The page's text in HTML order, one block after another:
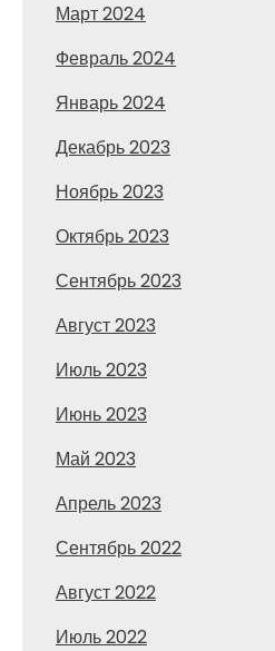
Март 2024
Февраль 2024
Январь 2024
Декабрь 2023
Ноябрь 2023
Октябрь 2023
Сентябрь 2023
Август 2023
Июль 2023
Июнь 2023
Май 2023
Апрель 2023
Сентябрь 2022
Август 2022
Июль 2022